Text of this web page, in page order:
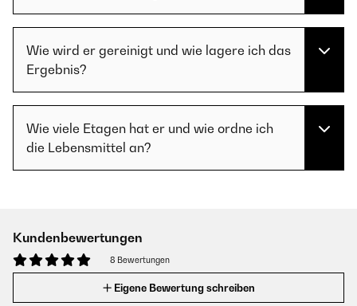
Wie wird er gereinigt und wie lagere ich das
Ergebnis?
Wie viele Etagen hat er und wie ordne ich
die Lebensmittel an?
Kundenbewertungen
8 Bewertungen
Eigene Bewertung schreiben